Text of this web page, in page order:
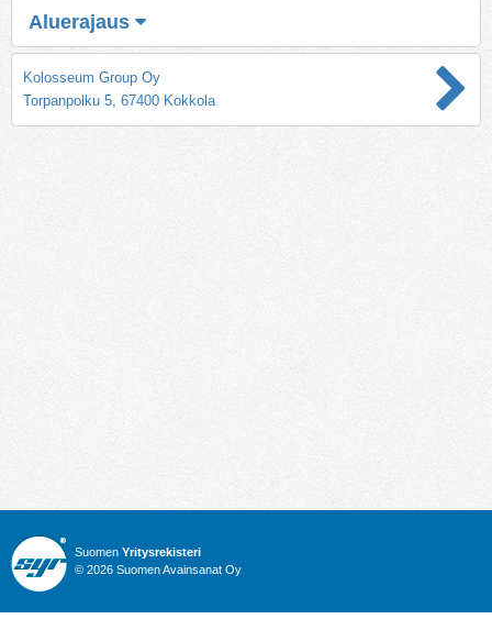
Aluerajaus
Kolosseum Group Oy
Torpanpolku 5, 67400 Kokkola
Suomen Yritysrekisteri
© 2026 Suomen Avainsanat Oy